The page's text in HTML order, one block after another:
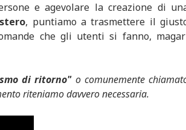
e agevolare la creazione di
, puntiamo a trasmettere il
che gli utenti si fanno,
di ritorno" o comunemente
riteniamo davvero necessaria.